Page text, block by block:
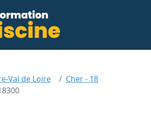
Val de Loire
Cher - 18